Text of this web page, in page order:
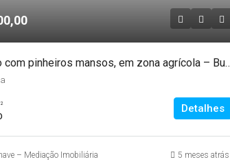
Terreno com pinheiros
Detalhes
– Mediação Imobiliária 5 meses atrás